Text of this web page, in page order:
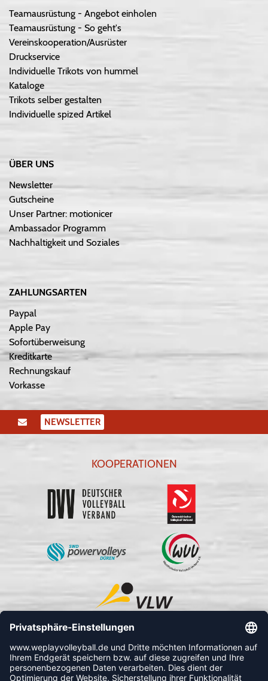
Teamausrüstung - Angebot einholen
Teamausrüstung - So geht's
Vereinskooperation/Ausrüster
Druckservice
Individuelle Trikots von hummel
Kataloge
Trikots selber gestalten
Individuelle spized Artikel
ÜBER UNS
Newsletter
Gutscheine
Unser Partner: motionicer
Ambassador Programm
Nachhaltigkeit und Soziales
ZAHLUNGSARTEN
Paypal
Apple Pay
Sofortüberweisung
Kreditkarte
Rechnungskauf
Vorkasse
NEWSLETTER
KOOPERATIONEN
FOLLOW US